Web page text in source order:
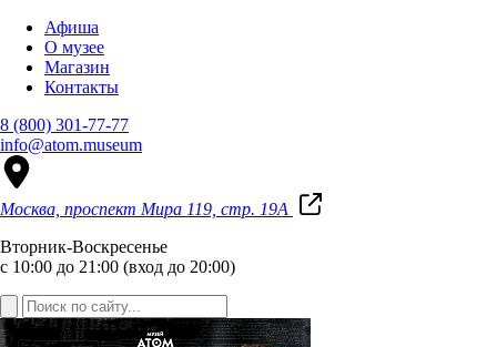
Афиша
О музее
Магазин
Контакты
8 (800) 301-77-77
info@atom.museum
Москва, проспект Мира 119, стр. 19А
Вторник-Воскресенье
с 10:00 до 21:00 (вход до 20:00)